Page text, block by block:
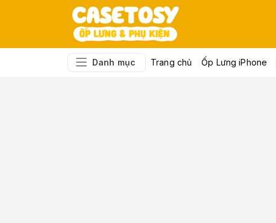
Danh mục Trang chủ Ốp Lưng iPhone